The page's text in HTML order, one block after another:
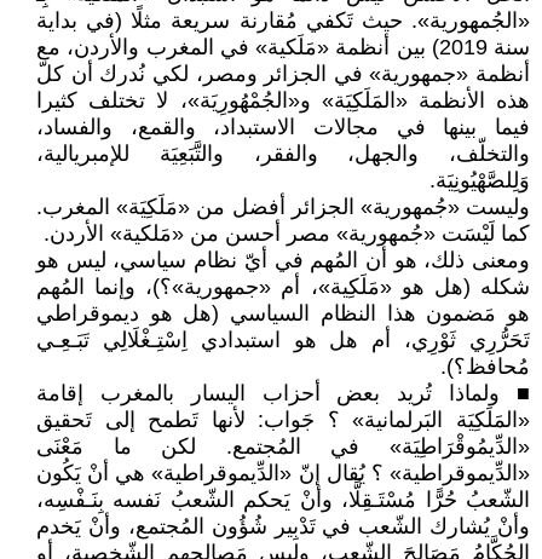
«الجُمهورية». حيث تَكفي مُقارنة سريعة مثلًا (في بداية
سنة 2019) بين أنظمة «مَلَكية» في المغرب والأردن، مع
أنظمة «جمهورية» في الجزائر ومصر، لكي نُدرك أن كلّ
هذه الأنظمة «المَلَكِيَة» و«الجُمْهُورِيَة»، لا تختلف كثيرا
فيما بينها في مجالات الاستبداد، والقمع، والفساد،
والتخلّف، والجهل، والفقر، والتَّبَعِيَة للإمبريالية،
وَلِلصَّهْيُونِيَة.
وليست «جُمهورية» الجزائر أفضل من «مَلَكِيَة» المغرب.
كما لَيْسَت «جُمهورية» مصر أحسن من «مَلكية» الأردن.
ومعنى ذلك، هو أن المُهم في أيّ نظام سياسي، ليس هو
شكله (هل هو «مَلَكِية»، أم «جمهورية»؟)، وإنما المُهم
هو مَضمون هذا النظام السياسي (هل هو ديموقراطي
تَحَرُّرِي ثَوْرِي، أم هل هو استبدادي اِسْتِـغْلَالِي تَبَـعِـي
مُحافظ؟).
■ ولماذا تُريد بعض أحزاب اليسار بالمغرب إقامة
«المَلَكِيَة البَرلمانية» ؟ جَواب: لأنها تَطمح إلى تَحقيق
«الدِّيمُوقْرَاطِيَة» في المُجتمع. لكن ما مَعْنَى
«الدِّيموقراطية» ؟ يُقال إنّ «الدِّيموقراطية» هي أنْ يَكُون
الشّعبُ حُرًّا مُسْتَـقِلًّا، وأنْ يَحكم الشّعبُ نَفسه بِنَـفْسِه،
وأنْ يُشارك الشّعب في تَدْبِير شُؤُون المُجتمع، وأنْ يَخدم
الحُكَّامُ مَصَالحَ الشّعب، وليس مَصالحهم الشّخصية، أو